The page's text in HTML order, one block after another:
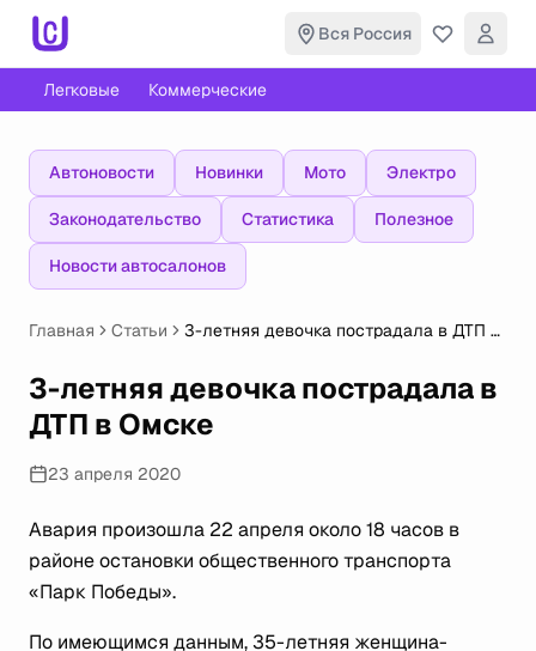
Вся Россия
Легковые Коммерческие
Автоновости Новинки Мото Электро
Законодательство Статистика Полезное
Новости автосалонов
Главная Статьи
3-летняя девочка пострадала в ДТП в
3-летняя девочка пострадала в
ДТП в Омске
23 апреля 2020
Авария произошла 22 апреля около 18 часов в
районе остановки общественного транспорта
«Парк Победы».
По имеющимся данным, 35-летняя женщина-